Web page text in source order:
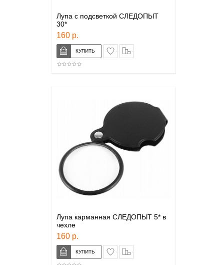
Лупа с подсветкой СЛЕДОПЫТ
30*
160 р.
в закладки
Лупа карманная СЛЕДОПЫТ 5* в
чехле
160 р.
в закладки